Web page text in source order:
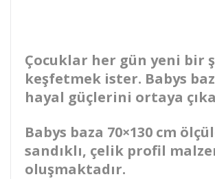
Çocuklar her gün yeni bir
keşfetmek ister. Babys
hayal güçlerini ortaya
Babys baza 70×130 cm
sandıklı, çelik profil
oluşmaktadır.